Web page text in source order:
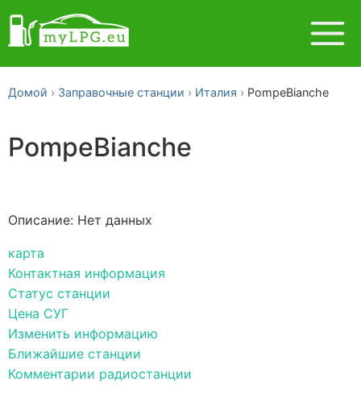
Домой Заправочные станции Италия PompeBianche
PompeBianche
Описание: Нет данных
карта
Контактная информация
Статус станции
Цена СУГ
Изменить информацию
Ближайшие станции
Комментарии радиостанции